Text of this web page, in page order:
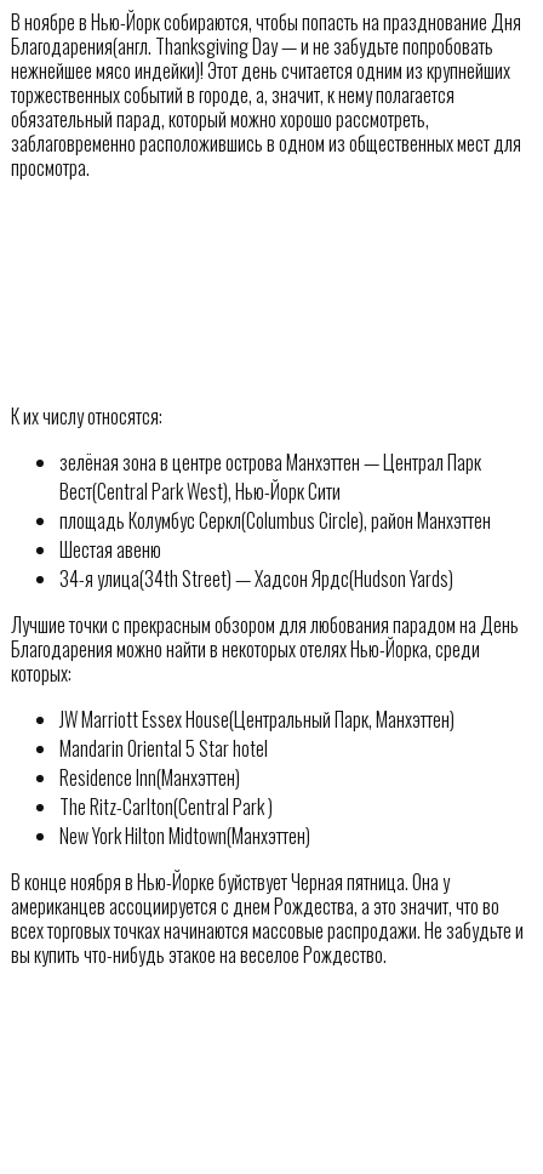
В ноябре в Нью-Йорк собираются, чтобы попасть на празднование Дня
Благодарения(англ. Thanksgiving Day — и не забудьте попробовать
нежнейшее мясо индейки)! Этот день считается одним из крупнейших
торжественных событий в городе, а, значит, к нему полагается
обязательный парад, который можно хорошо рассмотреть,
заблаговременно расположившись в одном из общественных мест для
просмотра.
К их числу относятся:
зелёная зона в центре острова Манхэттен — Централ Парк
Вест(Central Park West), Нью-Йорк Сити
площадь Колумбус Серкл(Columbus Circle), район Манхэттен
Шестая авеню
34-я улица(34th Street) — Хадсон Ярдс(Hudson Yards)
Лучшие точки с прекрасным обзором для любования парадом на День
Благодарения можно найти в некоторых отелях Нью-Йорка, среди
которых:
JW Marriott Essex House(Центральный Парк, Манхэттен)
Mandarin Oriental 5 Star hotel
Residence Inn(Манхэттен)
The Ritz-Carlton(Central Park )
New York Hilton Midtown(Манхэттен)
В конце ноября в Нью-Йорке буйствует Черная пятница. Она у
американцев ассоциируется с днем Рождества, а это значит, что во
всех торговых точках начинаются массовые распродажи. Не забудьте и
вы купить что-нибудь этакое на веселое Рождество.